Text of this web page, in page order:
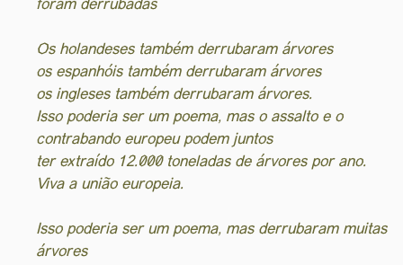
foram derrubadas
Os holandeses também derrubaram árvores
os espanhóis também derrubaram árvores
os ingleses também derrubaram árvores.
Isso poderia ser um poema, mas o assalto e o
contrabando europeu podem juntos
ter extraído 12.000 toneladas de árvores por ano.
Viva a união europeia.
Isso poderia ser um poema, mas derrubaram muitas
árvores